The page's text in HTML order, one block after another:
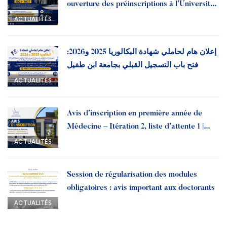
ACTUALITÉS
ouverture des préinscriptions à l’Université
ACTUALITÉS
إعلان هام لحاملي شهادة البكالوريا 2025 و2026:
فتح باب التسجيل القبلي بجامعة ابن طفيل
ACTUALITÉS
Avis d’inscription en première année de
Médecine – Itération 2, liste d’attente 1 |
ACTUALITÉS
Session de régularisation des modules
obligatoires : avis important aux doctorants